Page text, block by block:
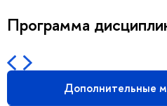
Программа
Дополнительные